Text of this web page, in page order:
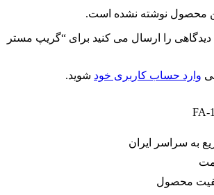
محصول نوشته نشده است.
دیدگاهی را ارسال می کنید برای “گریپ مستر
وارد حساب کاربری خود شوید.
به سراسر ایران
محصول